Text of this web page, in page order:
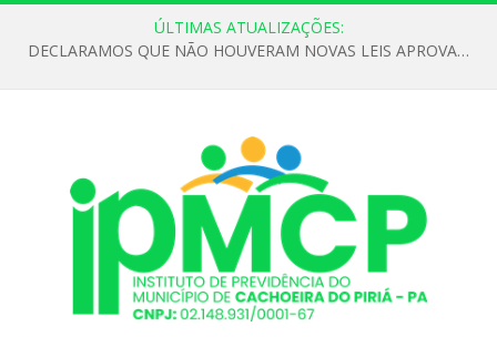
ÚLTIMAS ATUALIZAÇÕES:
DECLARAMOS QUE NÃO HOUVERAM NOVAS LEIS APROVADAS ATÉ O MOMENTO PARA O INSTITUTO DE PREVIDÊNCIA NO ANO DE 2026